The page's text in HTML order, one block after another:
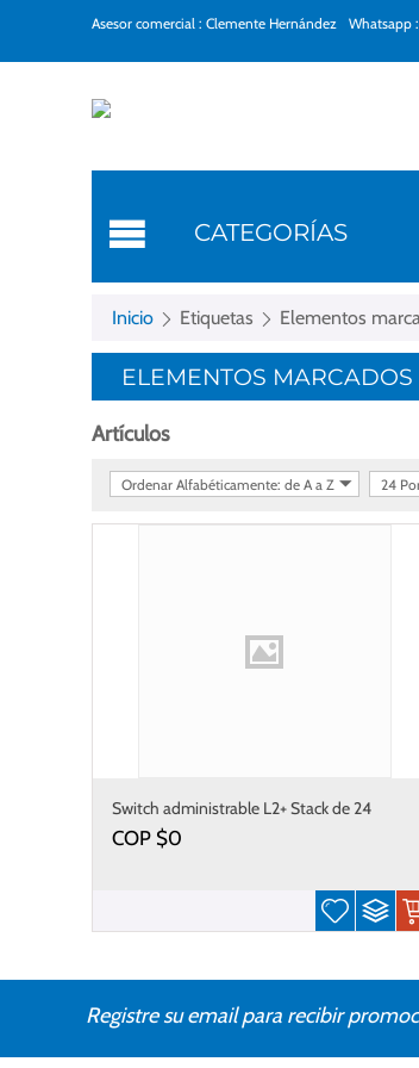
Asesor comercial : Clemente Hernández Whatsapp
CATEGORÍAS
Inicio Etiquetas Elementos
ELEMENTOS
Artículos
Ordenar Alfabéticamente: de A a Z 24
Switch administrable L2+ Stack de 24
puertos PoE+ 802.3at + 2 Puertos 10G SFP
/440W
COP $0
Registre su email para recibir